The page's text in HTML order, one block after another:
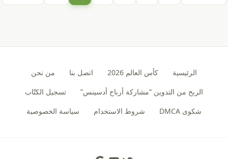
الرئيسية كأس العالم 2026 اتصل بنا
من نحن
الربح من التدوين “مشاركة أرباح أدسينس”
تسجيل الكتّاب
شكوى DMCA
شروط الاستخدام سياسة الخصوصية